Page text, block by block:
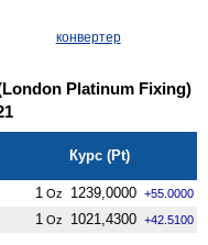
конвертер
Platinum Fixing)
Курс (Pt)
1 Oz 1239,0000 +55.0000
1 Oz 1021,4300 +42.5100